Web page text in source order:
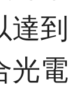
達
光